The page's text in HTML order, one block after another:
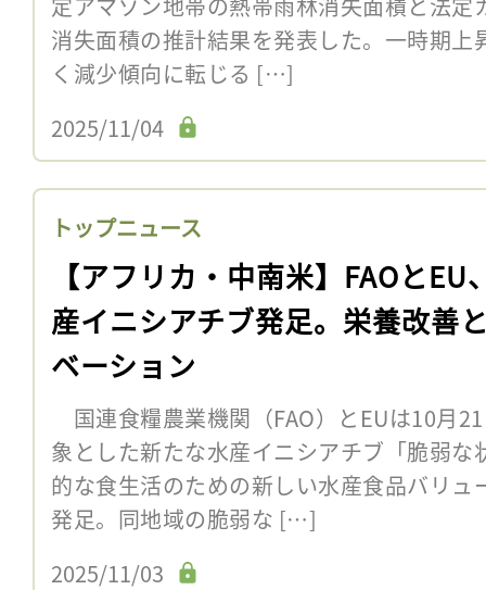
消失面積の推計結果を発表した。一時期上
く減少傾向に転じる […]
2025/11/04
トップニュース
【アフリカ・中南米】FAOとEU
産イニシアチブ発足。栄養改善
ベーション
国連食糧農業機関（FAO）とEUは10月
象とした新たな水産イニシアチブ「脆弱
的な食生活のための新しい水産食品バリュ
発足。同地域の脆弱な […]
2025/11/03